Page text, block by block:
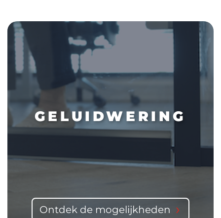
GELUIDWERING
Ontdek de mogelijkheden